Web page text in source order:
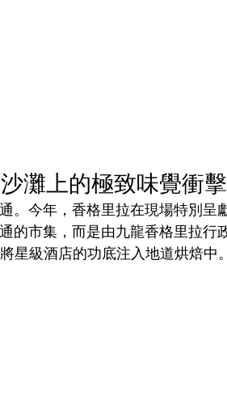
灘上的極致味覺衝擊
。今年，香格里拉在現場特別呈
的市集，而是由九龍香格里拉行
星級酒店的功底注入地道烘焙中